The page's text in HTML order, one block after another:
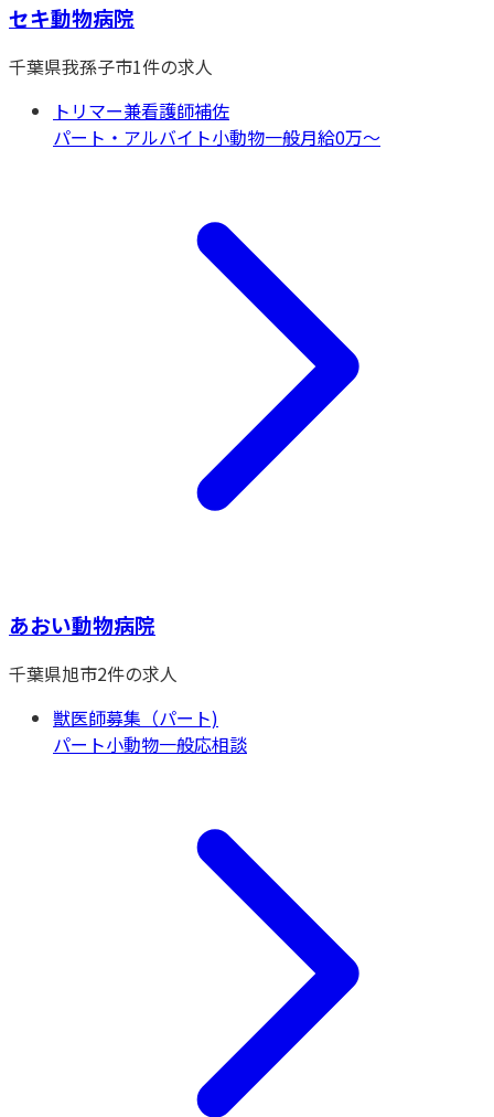
セキ動物病院
千葉県我孫子市1件の求人
トリマー兼看護師補佐
パート・アルバイト小動物一般月給0万〜
あおい動物病院
千葉県旭市2件の求人
獣医師募集（パート)
パート小動物一般応相談